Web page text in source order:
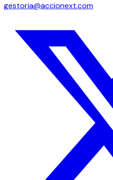
gestoria@accionext.com